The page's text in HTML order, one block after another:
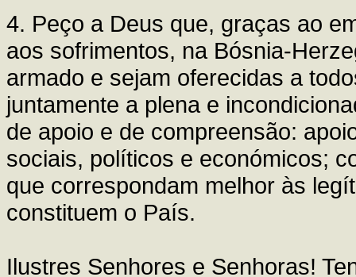
4. Peço a Deus que, graças ao
aos sofrimentos, na Bósnia-
armado e sejam oferecidas a
juntamente a plena e
de apoio e de compreensão:
sociais, políticos e económicos;
que correspondam melhor às
constituem o País.
Ilustres Senhores e Senhoras!